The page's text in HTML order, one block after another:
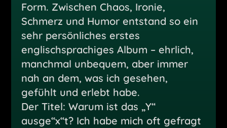
Form. Zwischen Chaos, Ironie,
Schmerz und Humor entstand so ein
sehr persönliches erstes
englischsprachiges Album – ehrlich,
manchmal unbequem, aber immer
nah an dem, was ich gesehen,
gefühlt und erlebt habe.
Der Titel: Warum ist das „Y“
ausge“x“t? Ich habe mich oft gefragt